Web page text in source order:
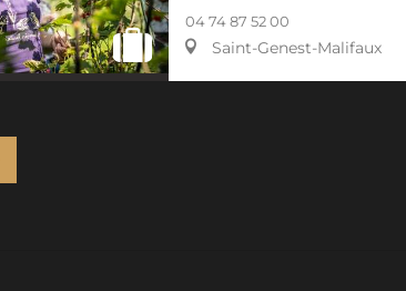
04 74 87 52 00
Saint-Genest-Malifaux